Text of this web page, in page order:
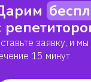
заявку, и
15 минут